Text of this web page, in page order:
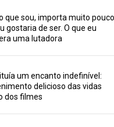
que sou, importa muito pouco.
gostaria de ser. O que eu
uma lutadora
um encanto indefinível:
delicioso das vidas
dos filmes